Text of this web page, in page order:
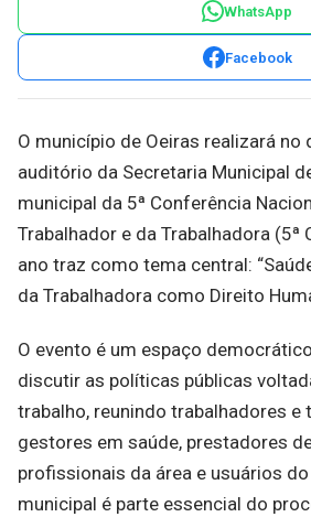
WhatsApp
Facebook
O município de Oeiras realizará no
auditório da Secretaria Municipal
municipal da 5ª Conferência
Trabalhador e da Trabalhadora (5ª
ano traz como tema central:
da Trabalhadora como Direito
O evento é um espaço
discutir as políticas públicas
trabalho, reunindo trabalhadores e
gestores em saúde, prestadores
profissionais da área e usuários do
municipal é parte essencial do